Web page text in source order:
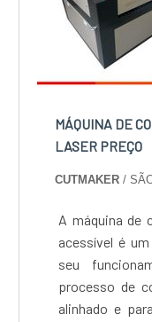
MÁQUINA DE
LASER PREÇO
CUTMAKER/
A máquina de
acessível é
seu
processo de
alinhado e